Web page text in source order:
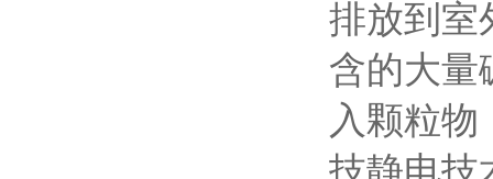
排放到室
含的大量
入颗粒
技静电技